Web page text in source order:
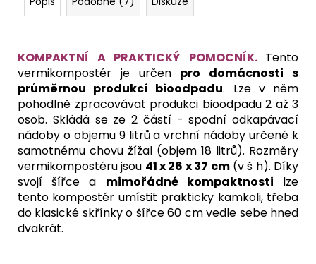
KOMPAKTNÍ A PRAKTICKÝ POMOCNÍK. Tento
vermikompostér je určen pro domácnosti s
průměrnou produkcí bioodpadu. Lze v něm
pohodlně zpracovávat produkci bioodpadu 2 až 3
osob. Skládá se ze 2 částí - spodní odkapávací
nádoby o objemu 9 litrů a vrchní nádoby určené k
samotnému chovu žížal (objem 18 litrů). Rozměry
vermikompostéru jsou 41 x 26 x 37 cm(v š h). Díky
svojí šířce a mimořádné kompaktnosti lze
tento kompostér umístit prakticky kamkoli, třeba
do klasické skřínky o šířce 60 cm vedle sebe hned
dvakrát.